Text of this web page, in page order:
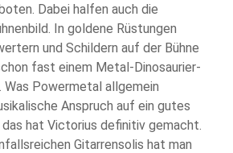
Dabei halfen auch die
In goldene Rüstungen
und Schildern auf der Bühne
fast einem Metal-Dinosaurier-
Powermetal allgemein
Anspruch auf ein gutes
hat Victorius definitiv gemacht.
Gitarrensolis hat man